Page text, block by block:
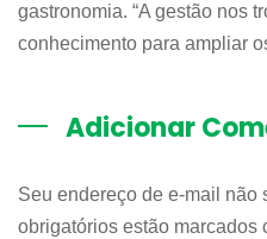
gastronomia. “A gestão nos
conhecimento para ampliar
Adicionar
Seu endereço de e-mail não
obrigatórios estão marcados